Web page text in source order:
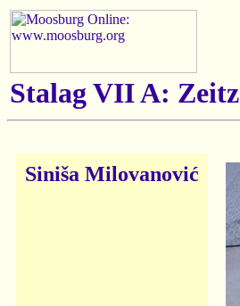
Stalag VII A:
Siniša Milovanović